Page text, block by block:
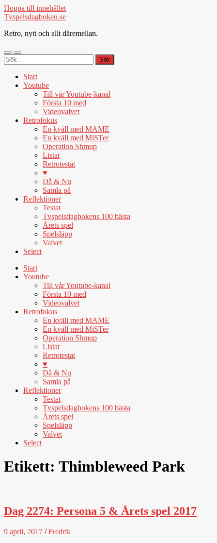
Hoppa till innehållet
Tvspelsdagboken.se
Retro, nytt och allt däremellan.
Slå
på/av
Slå
på/av
Sök
efter:
Start
Youtube
Till vår Youtube-kanal
Första 10 med
Videovalvet
Retrofokus
En kväll med MAME
En kväll med MiSTer
Operation Shmup
Listat
Retrotestat
♥
Då & Nu
Samla på
Reflektioner
Testat
Tvspelsdagbokens 100 bästa
Årets spel
Spelsläpp
Valvet
Select
Start
Youtube
Till vår Youtube-kanal
Första 10 med
Videovalvet
Retrofokus
En kväll med MAME
En kväll med MiSTer
Operation Shmup
Listat
Retrotestat
♥
Då & Nu
Samla på
Reflektioner
Testat
Tvspelsdagbokens 100 bästa
Årets spel
Spelsläpp
Valvet
Select
Etikett: Thimbleweed Park
Dag 2274: Persona 5 & Årets spel 2017
9 april, 2017 /Fredrik